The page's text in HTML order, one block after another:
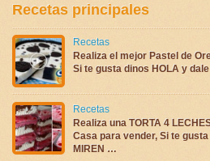
Recetas principales
Recetas
Realiza el mejor Pastel de
Si te gusta dinos HOLA y
Recetas
Realiza una TORTA 4
Casa para vender, Si te
MIREN …